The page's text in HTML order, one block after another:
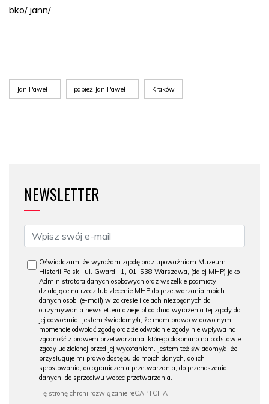
bko/ jann/
Jan Paweł II papież Jan Paweł II Kraków
NEWSLETTER
Oświadczam, że wyrażam zgodę oraz upoważniam Muzeum
Historii Polski, ul. Gwardii 1, 01-538 Warszawa, (dalej MHP) jako
Administratora danych osobowych oraz wszelkie podmioty
działające na rzecz lub zlecenie MHP do przetwarzania moich
danych osob. (e-mail) w zakresie i celach niezbędnych do
otrzymywania newslettera dzieje.pl od dnia wyrażenia tej zgody do
jej odwołania. Jestem świadomy/a, że mam prawo w dowolnym
momencie odwołać zgodę oraz że odwołanie zgody nie wpływa na
zgodność z prawem przetwarzania, którego dokonano na podstawie
zgody udzielonej przed jej wycofaniem. Jestem też świadomy/a, że
przysługuje mi prawo dostępu do moich danych, do ich
sprostowania, do ograniczenia przetwarzania, do przenoszenia
danych, do sprzeciwu wobec przetwarzania.